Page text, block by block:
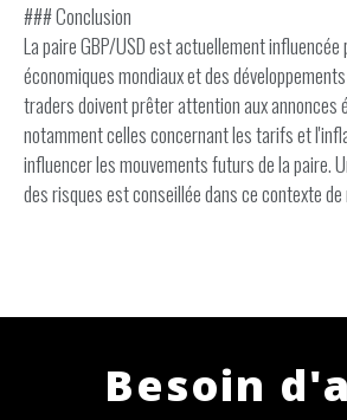
### Conclusion
La paire GBP/USD est actuellement
économiques mondiaux et des
traders doivent prêter attention aux annonces
notamment celles concernant les tarifs et
influencer les mouvements futurs de la paire.
des risques est conseillée dans ce contexte
Besoin